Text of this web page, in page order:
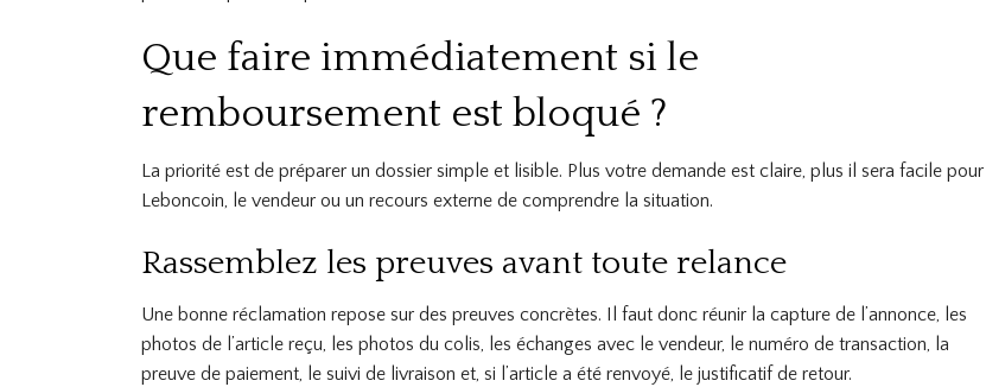
Que faire immédiatement si le
remboursement est bloqué ?
La priorité est de préparer un dossier simple et lisible. Plus votre demande est claire, plus il sera facile pour
Leboncoin, le vendeur ou un recours externe de comprendre la situation.
Rassemblez les preuves avant toute relance
Une bonne réclamation repose sur des preuves concrètes. Il faut donc réunir la capture de l’annonce, les
photos de l’article reçu, les photos du colis, les échanges avec le vendeur, le numéro de transaction, la
preuve de paiement, le suivi de livraison et, si l’article a été renvoyé, le justificatif de retour.